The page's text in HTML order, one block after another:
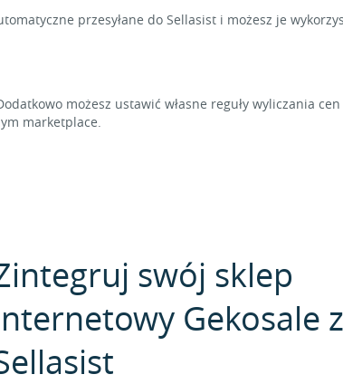
przesyłane do Sellasist i możesz je
możesz ustawić własne reguły wyliczania
marketplace.
swój sklep
Gekosale z